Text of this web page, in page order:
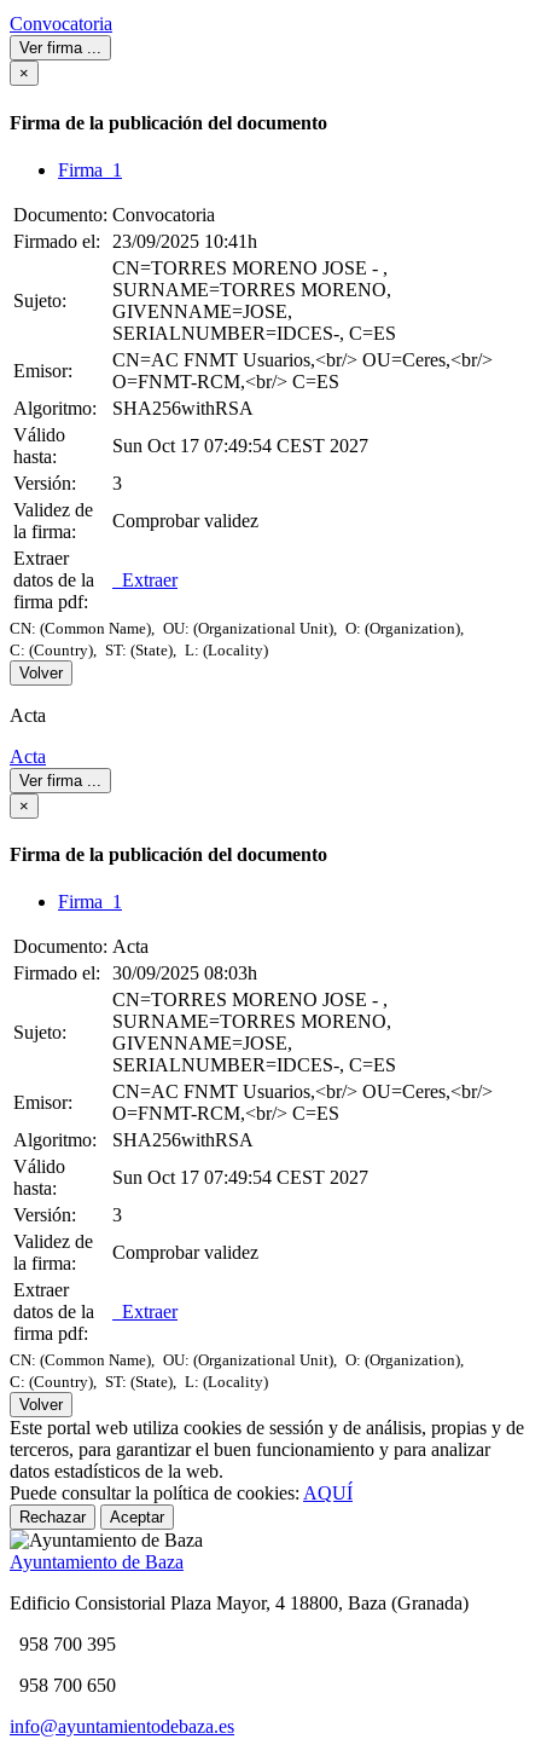
Convocatoria
Ver firma ...
×
Firma de la publicación del documento
Firma 1
Documento: Convocatoria
Firmado el:
23/09/2025 10:41h
Sujeto:
CN=TORRES MORENO JOSE - ,
SURNAME=TORRES MORENO,
GIVENNAME=JOSE,
SERIALNUMBER=IDCES-, C=ES
Emisor:
CN=AC FNMT Usuarios,<br/> OU=Ceres,<br/>
O=FNMT-RCM,<br/> C=ES
Algoritmo:
SHA256withRSA
Válido
hasta:
Sun Oct 17 07:49:54 CEST 2027
Versión:
3
Validez de
la firma:
Comprobar validez
Extraer
datos de la
firma pdf:
Extraer
CN: (Common Name), OU: (Organizational Unit),
O: (Organization),
C: (Country),
ST: (State),
L: (Locality)
Volver
Acta
Acta
Ver firma
×
Firma de la publicación del documento
Firma 1
Documento: Acta
Firmado el:
30/09/2025 08:03h
Sujeto:
CN=TORRES MORENO JOSE - ,
SURNAME=TORRES MORENO,
GIVENNAME=JOSE,
SERIALNUMBER=IDCES-, C=ES
Emisor:
CN=AC FNMT Usuarios,<br/> OU=Ceres,<br/>
O=FNMT-RCM,<br/> C=ES
Algoritmo:
SHA256withRSA
Válido
hasta:
Sun Oct 17 07:49:54 CEST 2027
Versión:
3
Validez de
la firma:
Comprobar validez
Extraer
datos de la
firma pdf:
Extraer
CN: (Common Name), OU: (Organizational Unit), O: (Organization),
C: (Country), ST: (State), L: (Locality)
Volver
Este portal web utiliza cookies de sessión y de análisis, propias y de
terceros, para garantizar el buen funcionamiento y para analizar
datos estadísticos de la web.
Puede consultar la política de cookies: AQUÍ
Rechazar Aceptar
Ayuntamiento de Baza
Edificio Consistorial Plaza Mayor, 4 18800, Baza (Granada)
958 700 395
958 700 650
info@ayuntamientodebaza.es